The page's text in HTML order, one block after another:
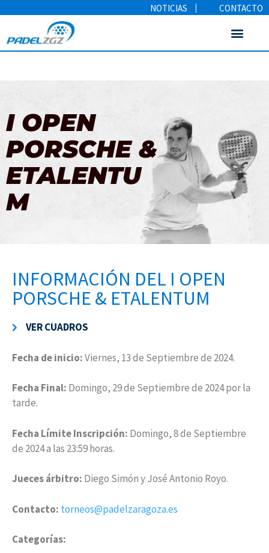
NOTICIAS CONTACTO
I OPEN
PORSCHE &
ETALENTU
M
INFORMACIÓN DEL I OPEN
PORSCHE & ETALENTUM
VER CUADROS
Fecha de inicio:Viernes, 13 de Septiembre de 2024.
Fecha Final: Domingo, 29 de Septiembre de 2024 por la
tarde.
Fecha Límite Inscripción: Domingo, 8 de Septiembre
de 2024 a las 23:59 horas.
Jueces árbitro: Diego Simón y José Antonio Royo.
Contacto: torneos@padelzaragoza.es
Categorías: